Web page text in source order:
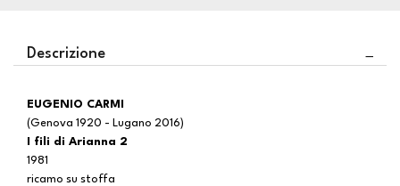
Descrizione
EUGENIO CARMI
(Genova 1920 - Lugano 2016)
I fili di Arianna 2
1981
ricamo su stoffa